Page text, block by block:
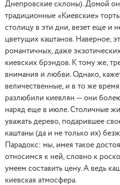
Днепровские склоны). Домой
традиционные «Киевские»
столицу в эти дни, везет еще и
цветущих каштанов. Наверное,
романтичных, даже
киевских брэндов. К тому же,
внимания и любви. Однако,
величественные, и в то же
разлюбили киевлян — они
наряд еще в июле. Столичные
уважать дерево, подарившее
каштаны (да и не только их)
Парадокс: мы, имея такое
относимся к ней, словно к
умеем составить цену. А ведь
киевская атмосфера.